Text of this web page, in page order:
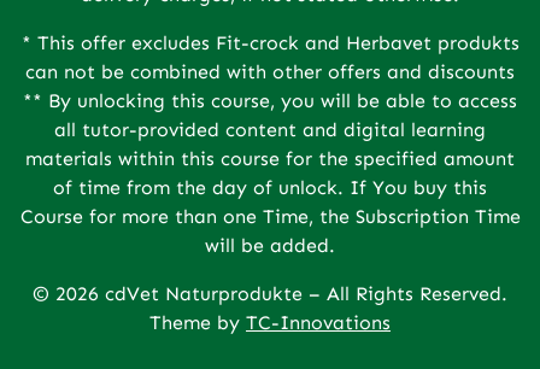
* This offer excludes Fit-crock and Herbavet produkts
can not be combined with other offers and discounts
** By unlocking this course, you will be able to access
all tutor-provided content and digital learning
materials within this course for the specified amount
of time from the day of unlock. If You buy this
Course for more than one Time, the Subscription Time
will be added.
© 2026 cdVet Naturprodukte – All Rights Reserved.
Theme by TC-Innovations